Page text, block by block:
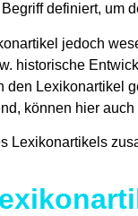
definiert, um
jedoch
historische
können hier
Lexikonartikels